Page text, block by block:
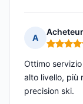
A
Nota: 5
Ottimo
alto livello, più
precision ski.